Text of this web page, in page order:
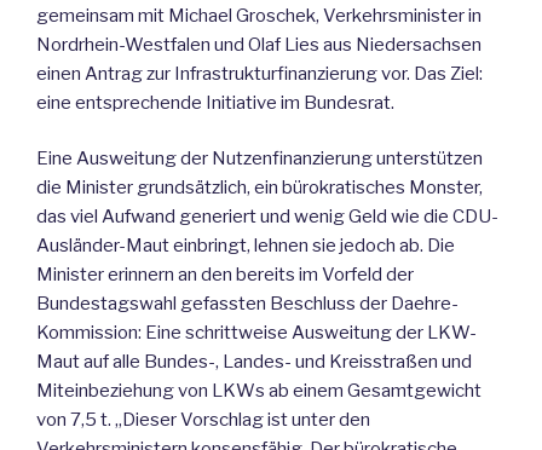
gemeinsam mit Michael Groschek, Verkehrsminister in
Nordrhein-Westfalen und Olaf Lies aus Niedersachsen
einen Antrag zur Infrastrukturfinanzierung vor. Das Ziel:
eine entsprechende Initiative im Bundesrat.
Eine Ausweitung der Nutzenfinanzierung unterstützen
die Minister grundsätzlich, ein bürokratisches Monster,
das viel Aufwand generiert und wenig Geld wie die CDU-
Ausländer-Maut einbringt, lehnen sie jedoch ab. Die
Minister erinnern an den bereits im Vorfeld der
Bundestagswahl gefassten Beschluss der Daehre-
Kommission: Eine schrittweise Ausweitung der LKW-
Maut auf alle Bundes-, Landes- und Kreisstraßen und
Miteinbeziehung von LKWs ab einem Gesamtgewicht
von 7,5 t. „Dieser Vorschlag ist unter den